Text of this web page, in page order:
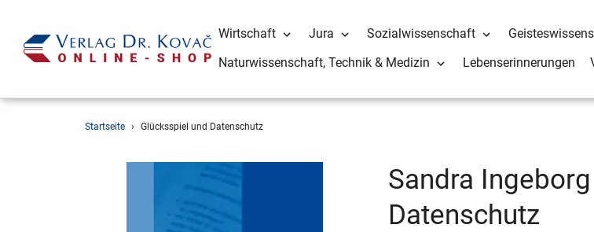
Wirtschaft Jura Sozialwissenschaft
Naturwissenschaft, Technik & Medizin
Lebenserinnerungen
Startseite › Glücksspiel und Datenschutz
Sandra
Datenschutz